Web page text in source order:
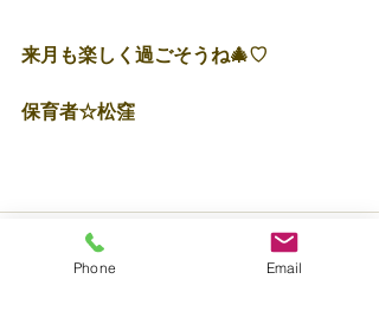
来月も楽しく過ごそうね🎄♡
保育者☆松窪
Phone Email